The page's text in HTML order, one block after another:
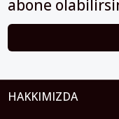
abone
HAKKIMIZDA